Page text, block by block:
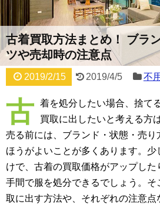
古着買取方法まとめ！ ブラ
ツや売却時の注意点
2019/2/15 2019/4/5 不
古 着を処分したい場合、捨て
買取に出したいと考える方
売る前には、ブランド・状態・売り
ほうがよいことが多くあります。
けで、古着の買取価格がアップし
手間で服を処分できるでしょう。そ
取に出す方法や、それぞれの注意点